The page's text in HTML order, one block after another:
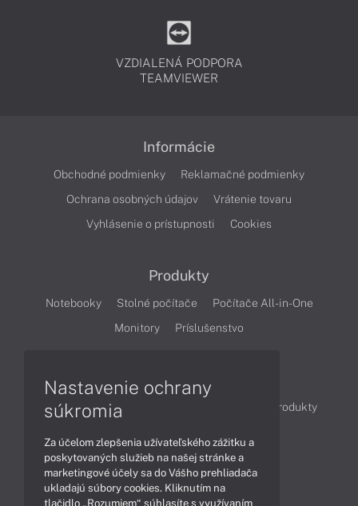
VZDIALENÁ PODPORA
TEAMVIEWER
Informácie
Obchodné podmienky
Reklamačné podmienky
Ochrana osobných údajov
Vrátenie tovaru
Vyhlásenie o prístupnosti
Cookies
Produkty
Notebooky Stolné počítače
Počítače All-in-One
Monitory
Príslušenstvo
Články
Obchodné informácie
Produkty
Obsah
Nastavenie ochrany
súkromia
Za účelom zlepšenia užívateľského zážitku a
poskytovaných služieb na našej stránke a
marketingové účely sa do Vášho prehliadača
ukladajú súbory cookies. Kliknutím na
tlačidlo „Rozumiem“ súhlasíte s využívaním